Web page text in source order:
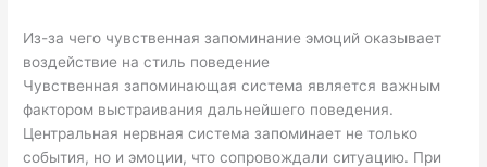
Из-за чего чувственная запоминание эмоций оказывает
воздействие на стиль поведение
Чувственная запоминающая система является важным
фактором выстраивания дальнейшего поведения.
Центральная нервная система запоминает не только
события, но и эмоции, что сопровождали ситуацию. При